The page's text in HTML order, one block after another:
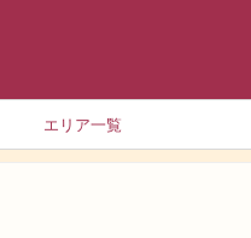
エリア一覧